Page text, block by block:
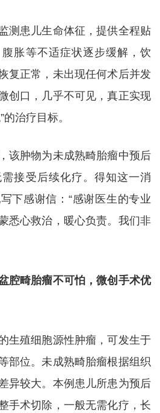
测患儿生命体征，提供全程贴
胀等不适症状逐步缓解，饮
复正常，未出现任何术后并发
创口，几乎不可见，真正实现
治疗目标。
该肿物为未成熟畸胎瘤中预后
接受后续化疗。得知这一消
下感谢信：“感谢医生的专业
悉心救治，暖心负责。我们非
腔畸胎瘤不可怕，微创手术优
生殖细胞源性肿瘤，可发生于
部位。未成熟畸胎瘤根据组织
异较大。本例患儿所患为预后
手术切除，一般无需化疗，长